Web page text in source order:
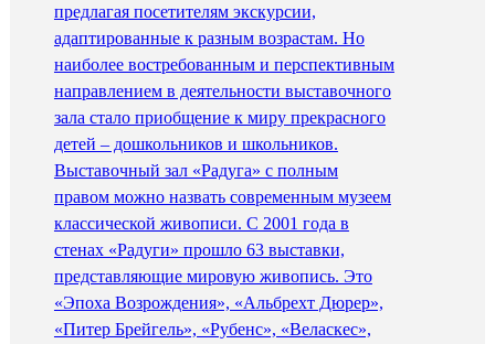
предлагая посетителям экскурсии,
адаптированные к разным возрастам. Но
наиболее востребованным и перспективным
направлением в деятельности выставочного
зала стало приобщение к миру прекрасного
детей – дошкольников и школьников.
Выставочный зал «Радуга» с полным
правом можно назвать современным музеем
классической живописи. С 2001 года в
стенах «Радуги» прошло 63 выставки,
представляющие мировую живопись. Это
«Эпоха Возрождения», «Альбрехт Дюрер»,
«Питер Брейгель», «Рубенс», «Веласкес»,